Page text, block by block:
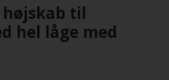
til
hel låge med